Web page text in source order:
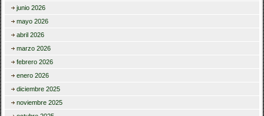
junio 2026
mayo 2026
abril 2026
marzo 2026
febrero 2026
enero 2026
diciembre 2025
noviembre 2025